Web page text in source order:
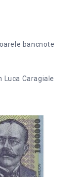
bancnote
Luca Caragiale